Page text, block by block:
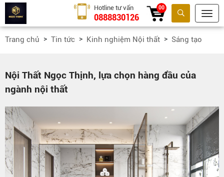
Tìm kiếm
Hotline tư vấn
0888830126
00
Trang chủ Tin tức Kinh nghiệm Nội thất Sáng tạo
Nội Thất Ngọc Thịnh, lựa chọn hàng đầu của
ngành nội thất